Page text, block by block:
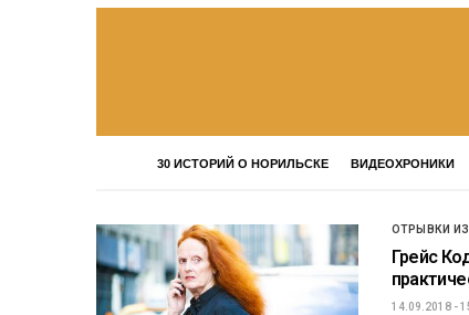
30 ИСТОРИЙ О НОРИЛЬСКЕ ВИДЕОХРОНИКИ
ОТРЫВКИ
Грейс
14.09.2018 -